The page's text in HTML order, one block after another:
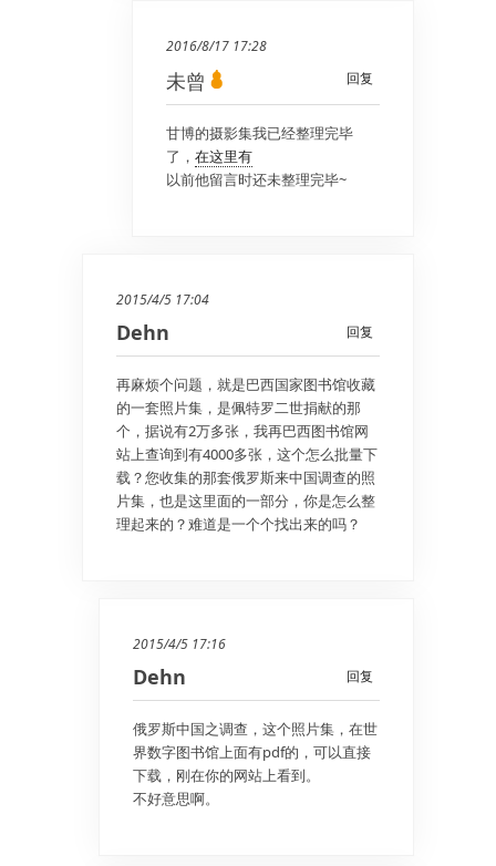
2016/8/17 17:28
回复
未曾
甘博的摄影集我已经整理完毕
了， 在这里有
以前他留言时还未整理完毕~
2015/4/5 17:04
回复
Dehn
再麻烦个问题，就是巴西国家图书馆收藏
的一套照片集，是佩特罗二世捐献的那
个，据说有2万多张，我再巴西图书馆网
站上查询到有4000多张，这个怎么批量下
载？您收集的那套俄罗斯来中国调查的照
片集，也是这里面的一部分，你是怎么整
理起来的？难道是一个个找出来的吗？
2015/4/5 17:16
回复
Dehn
俄罗斯中国之调查，这个照片集，在世
界数字图书馆上面有pdf的，可以直接
下载，刚在你的网站上看到。
不好意思啊。